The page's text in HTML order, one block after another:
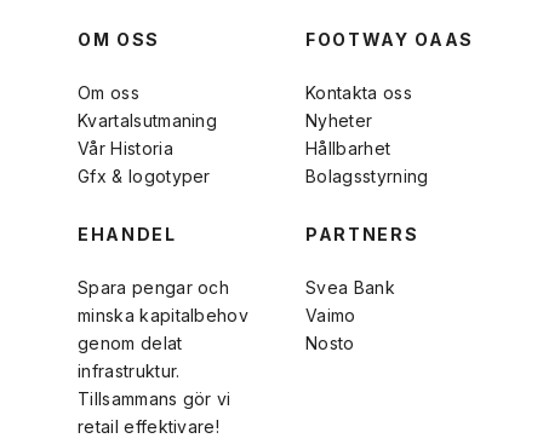
OM OSS
Om oss
Kvartalsutmaning
Vår Historia
Gfx & logotyper
FOOTWAY OAAS
Kontakta oss
Nyheter
Hållbarhet
Bolagsstyrning
EHANDEL
Spara pengar och
minska kapitalbehov
genom delat
infrastruktur.
Tillsammans gör vi
retail effektivare!
PARTNERS
Svea Bank
Vaimo
Nosto